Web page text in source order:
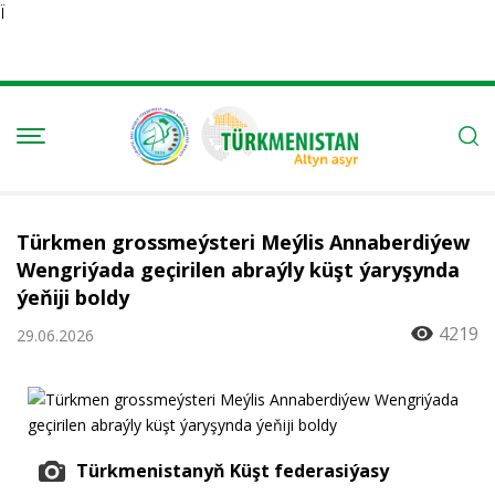
Ï
Türkmen grossmeýsteri Meýlis Annaberdiýew
Wengriýada geçirilen abraýly küşt ýaryşynda
ýeňiji boldy
29.06.2026 4219
Türkmenistanyň Küşt federasiýasy